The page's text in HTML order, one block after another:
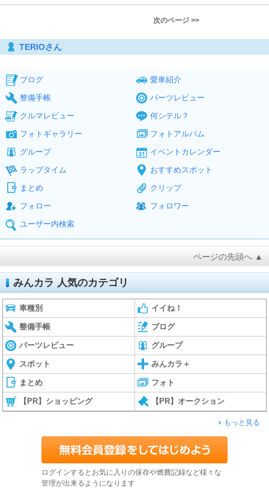
次のページ >>
TERIOさん
ブログ
愛車紹介
整備手帳
パーツレビュー
クルマレビュー
何シテル？
フォトギャラリー
フォトアルバム
グループ
イベントカレンダー
ラップタイム
おすすめスポット
まとめ
クリップ
フォロー
フォロワー
ユーザー内検索
ページの先頭へ ▲
みんカラ 人気のカテゴリ
車種別 イイね！
整備手帳 ブログ
パーツレビュー グループ
スポット みんカラ＋
まとめ フォト
【PR】ショッピング 【PR】オークション
もっと見る
ログインするとお気に入りの保存や燃費記録など様々な
管理が出来るようになります